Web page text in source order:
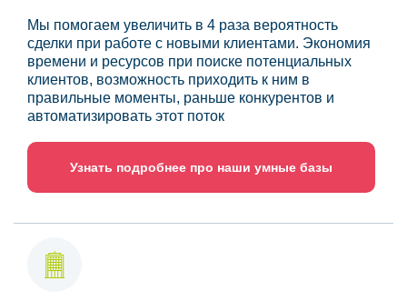
Мы помогаем увеличить в 4 раза вероятность
сделки при работе с новыми клиентами. Экономия
времени и ресурсов при поиске потенциальных
клиентов, возможность приходить к ним в
правильные моменты, раньше конкурентов и
автоматизировать этот поток
Узнать подробнее про наши умные базы